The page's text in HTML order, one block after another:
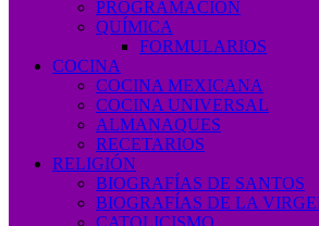
PROGRAMACIÓN
QUÍMICA
FORMULARIOS
COCINA
COCINA MEXICANA
COCINA UNIVERSAL
ALMANAQUES
RECETARIOS
RELIGIÓN
BIOGRAFÍAS DE SANTOS
BIOGRAFÍAS DE LA
CATOLICISMO